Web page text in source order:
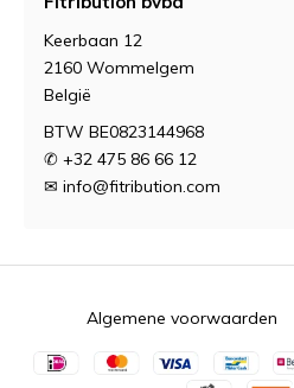
Keerbaan 12
2160 Wommelgem
België
BTW BE0823144968
✆ +32 475 86 66 12
✉ info@fitribution.com
Algemene voorwaarden